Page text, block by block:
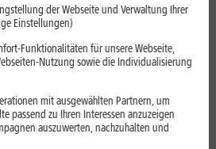
der Webseite und Verwaltung Ihrer
Einstellungen)
Funktionalitäten für unsere Webseite,
Nutzung sowie die Individualisierung
mit ausgewählten Partnern, um
passend zu Ihren Interessen anzuzeigen
auszuwerten, nachzuhalten und